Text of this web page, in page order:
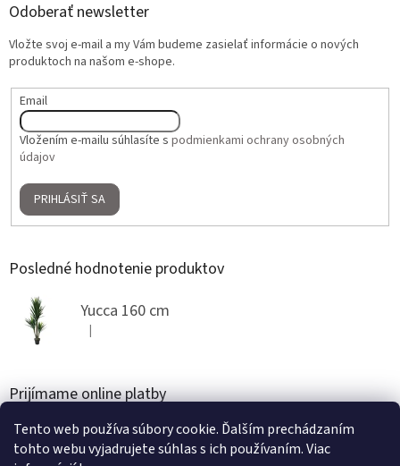
Tento web používa súbory cookie. Ďalším prechádzaním
tohto webu vyjadrujete súhlas s ich používaním. Viac
Odoberať newsletter
Vložte svoj e-mail a my Vám budeme zasielať informácie o nových
produktoch na našom e-shope.
Email
Vložením e-mailu súhlasíte s podmienkami ochrany osobných
údajov
PRIHLÁSIŤ SA
Posledné hodnotenie produktov
Yucca 160 cm
Hodnotenie produktu je 5 z 5 hviezdičiek.
|
Prijímame online platby